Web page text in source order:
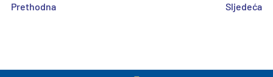
Prethodna Sljedeća